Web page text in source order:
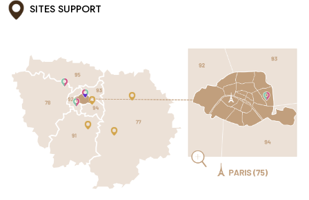
SITES SUPPORT